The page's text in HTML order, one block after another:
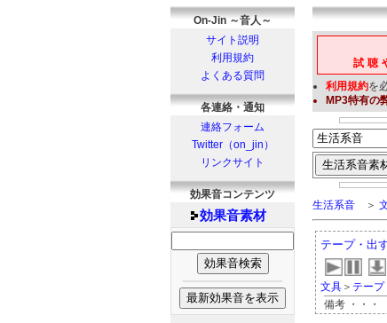
On-Jin ～音人～
サイト説明
利用規約
よくある質問
各連絡・通知
連絡フォーム
Twitter（on_jin）
リンクサイト
効果音コンテンツ
効果音素材
試聴
利用規約を
MP3特有の
生活系音 ＞
テープ・出
文具＞ テープ
備考 ・・・